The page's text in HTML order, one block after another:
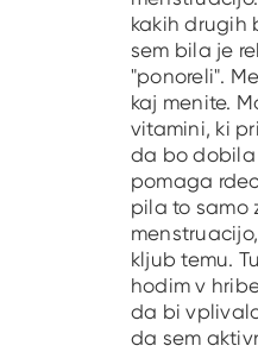
kakih drugih
sem bila je
"ponoreli".
kaj menite.
vitamini, ki
da bo dobila
pomaga
pila to samo
kljub temu.
hodim v
da bi
da sem